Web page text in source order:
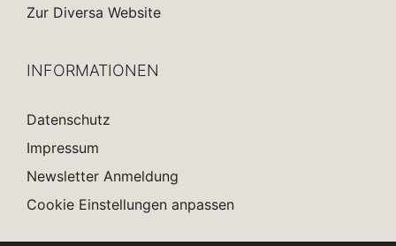
Zur Diversa Website
INFORMATIONEN
Datenschutz
Impressum
Newsletter Anmeldung
Cookie Einstellungen anpassen